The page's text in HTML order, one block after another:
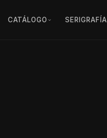
CATÁLOGO SERIGRAFÍA